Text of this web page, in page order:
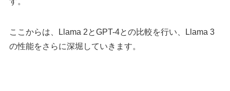
ここからは、Llama 2とGPT-4との比較を行い、Llama 3
の性能をさらに深堀していきます。